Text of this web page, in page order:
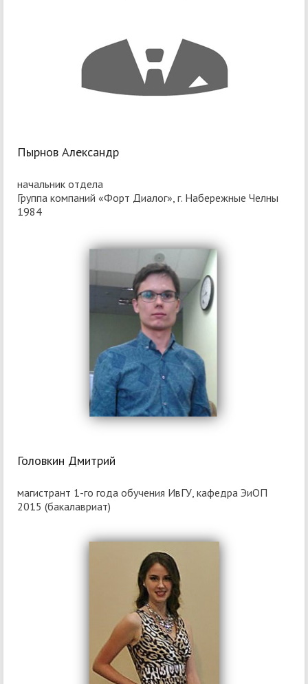
Пырнов Александр
начальник отдела
Группа компаний «Форт Диалог», г. Набережные Челны
1984
Головкин Дмитрий
магистрант 1-го года обучения ИвГУ, кафедра ЭиОП
2015 (бакалавриат)